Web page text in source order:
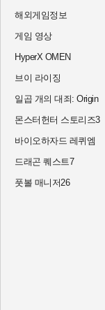
해외게임정보
게임 영상
HyperX OMEN
브이 라이징
일곱 개의 대죄: Origin
몬스터헌터 스토리즈3
바이오하자드 레퀴엠
드래곤 퀘스트7
풋볼 매니저26